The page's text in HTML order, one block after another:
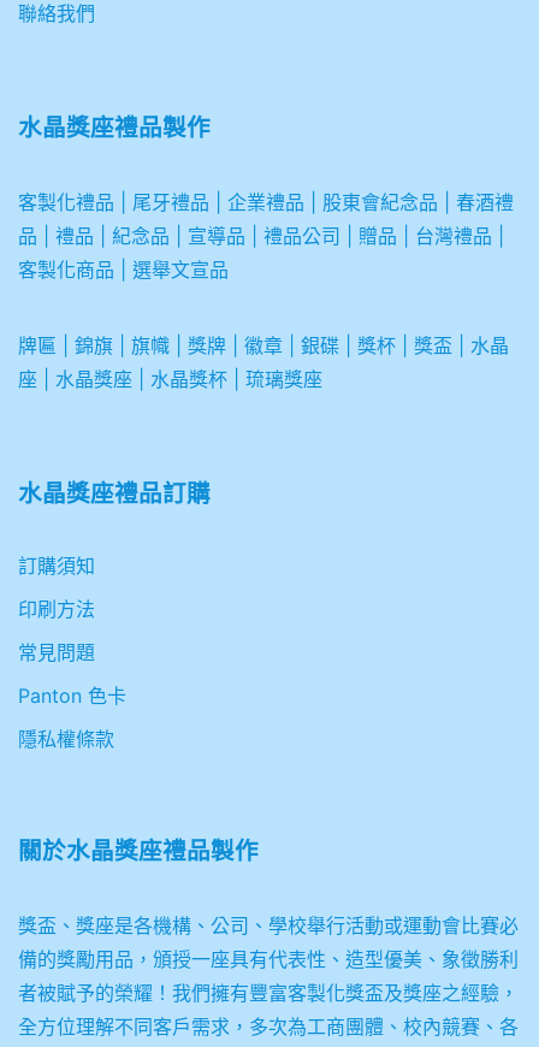
聯絡我們
水晶獎座禮品製作
客製化禮品 尾牙禮品 企業禮品 股東會紀念品
春酒禮
品
禮品 紀念品 宣導品 禮品公司 贈品 台灣禮品
客製化商品
選舉文宣品
牌匾 錦旗 旗幟 獎牌 徽章 銀碟 獎杯 獎盃
水晶
座
水晶獎座 水晶獎杯 琉璃獎座
水晶獎座禮品訂購
訂購須知
印刷方法
常見問題
Panton 色卡
隱私權條款
關於水晶獎座禮品製作
獎盃、獎座是各機構、公司、學校舉行活動或運動會比賽必
備的獎勵用品，頒授一座具有代表性、造型優美、象徵勝利
者被賦予的榮耀！我們擁有豐富客製化獎盃及獎座之經驗，
全方位理解不同客戶需求，多次為工商團體、校內競賽、各